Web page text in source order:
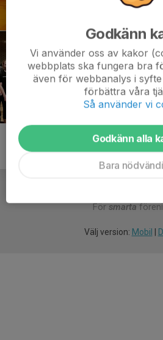
För smarta
Välj version: Mobil
Godkänn
Vi använder oss av kakor
webbplats ska fungera bra
även för webbanalys i
förbättra våra
Så använder vi
Godkänn alla
Bara